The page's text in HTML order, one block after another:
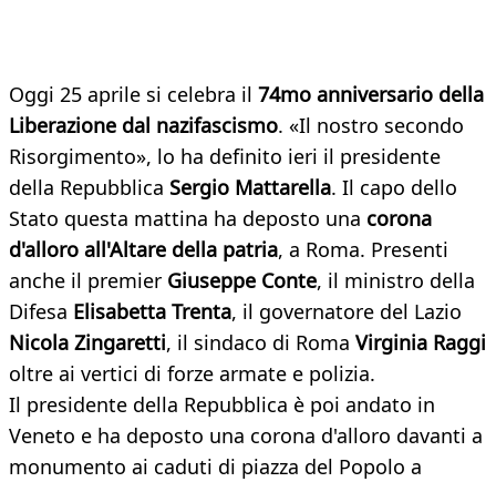
Oggi 25 aprile si celebra il 74mo anniversario della
Liberazione dal nazifascismo. «Il nostro secondo
Risorgimento», lo ha definito ieri il presidente
della Repubblica Sergio Mattarella. Il capo dello
Stato questa mattina ha deposto una corona
d'alloro all'Altare della patria, a Roma. Presenti
anche il premier Giuseppe Conte, il ministro della
Difesa Elisabetta Trenta, il governatore del Lazio
Nicola Zingaretti, il sindaco di Roma Virginia Raggi
oltre ai vertici di forze armate e polizia.
Il presidente della Repubblica è poi andato in
Veneto e ha deposto una corona d'alloro davanti a
monumento ai caduti di piazza del Popolo a